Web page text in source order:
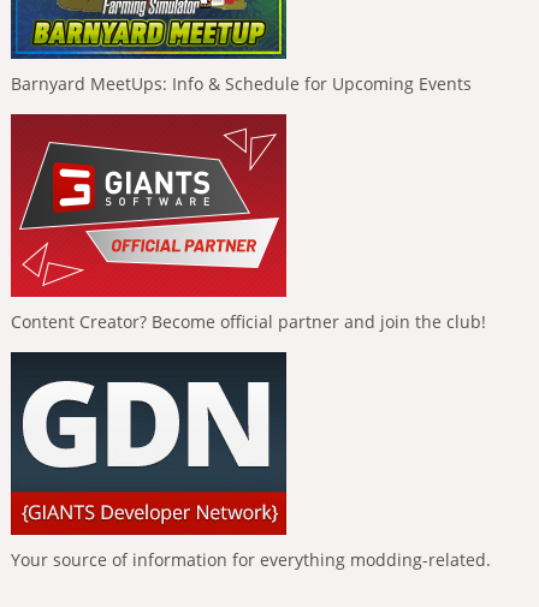
Barnyard MeetUps: Info & Schedule for Upcoming Events
Content Creator? Become official partner and join the club!
Your source of information for everything modding-related.